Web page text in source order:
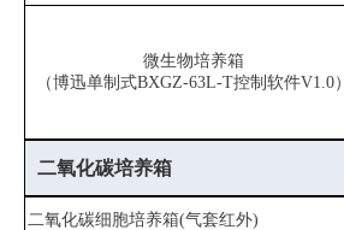
微生物培养箱
（博迅单制式BXGZ-63L-T控制软件V1.0）
二氧化碳培养箱
二氧化碳细胞培养箱(气套红外)